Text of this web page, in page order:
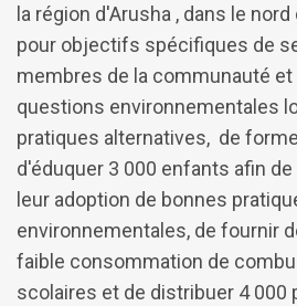
la région d'Arusha , dans le
pour objectifs spécifiques de
membres de la communauté
questions environnementales
pratiques alternatives, de
d'éduquer 3 000 enfants afin
leur adoption de bonnes
environnementales, de fournir
faible consommation de
scolaires et de distribuer 4 000